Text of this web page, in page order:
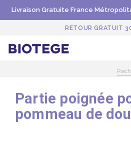
Livraison Gratuite France
RETOUR GRATUIT
Partie poignée
pommeau de